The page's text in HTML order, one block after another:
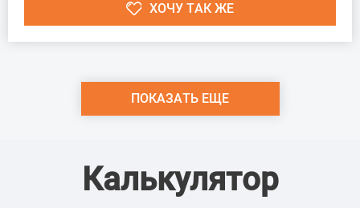
ХОЧУ ТАК ЖЕ
ПОКАЗАТЬ ЕЩЕ
Калькулятор